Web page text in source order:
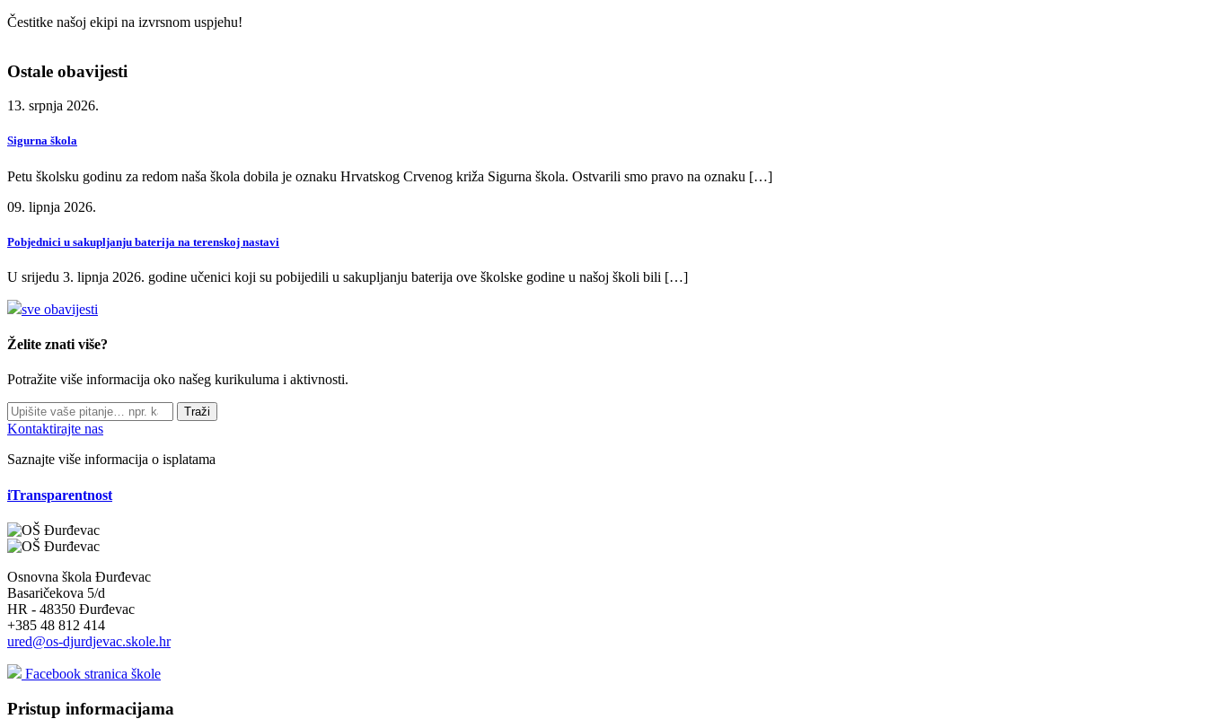
Čestitke našoj ekipi na izvrsnom uspjehu!
Ostale obavijesti
13. srpnja 2026.
Sigurna škola
Petu školsku godinu za redom naša škola dobila je oznaku Hrvatskog Crvenog križa Sigurna škola. Ostvarili smo pravo na oznaku […]
09. lipnja 2026.
Pobjednici u sakupljanju baterija na terenskoj nastavi
U srijedu 3. lipnja 2026. godine učenici koji su pobijedili u sakupljanju baterija ove školske godine u našoj školi bili […]
sve obavijesti
Želite znati više?
Potražite više informacija oko našeg kurikuluma i aktivnosti.
Traži
Kontaktirajte nas
Saznajte više informacija o isplatama
iTransparentnost
Osnovna škola Đurđevac
Basaričekova 5/d
HR - 48350 Đurđevac
+385 48 812 414
ured@os-djurdjevac.skole.hr
Facebook stranica škole
Pristup informacijama